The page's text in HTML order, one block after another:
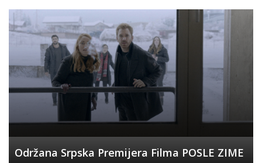
Održana Srpska Premijera Filma POSLE ZIME